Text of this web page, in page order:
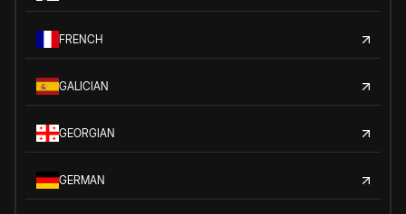
FRENCH
GALICIAN
GEORGIAN
GERMAN